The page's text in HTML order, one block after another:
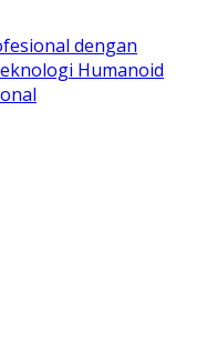
dengan
Humanoid